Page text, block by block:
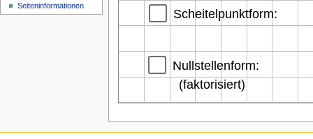
Seiteninformationen